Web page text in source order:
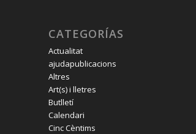
CATEGORÍAS
Actualitat
ajudapublicacions
Altres
Art(s) i lletres
Butlletí
Calendari
Cinc Cèntims